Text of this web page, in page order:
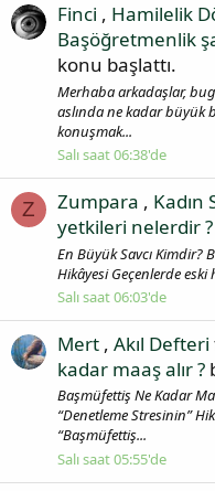
Finci , Hamilelik
Başöğretmenlik
konu başlattı.
Merhaba arkadaşlar,
aslında ne kadar büyük
konuşmak...
Salı saat 06:38'de
Z Zumpara , Kadın
yetkileri nelerdir ?
En Büyük Savcı Kimdir?
Hikâyesi Geçenlerde eski
Salı saat 06:03'de
Mert , Akıl Defteri
kadar maaş alır ?
Başmüfettiş Ne Kadar
“Denetleme Stresinin”
“Başmüfettiş...
Salı saat 05:55'de